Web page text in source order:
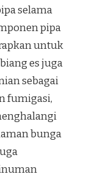
selama
pipa
untuk
es juga
sebagai
fumigasi,
bunga